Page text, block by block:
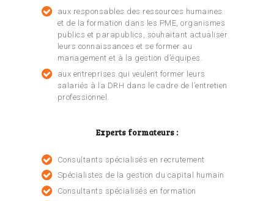
aux responsables des ressources humaines
et de la formation dans les PME, organismes
publics et parapublics, souhaitant actualiser
leurs connaissances et se former au
management et à la gestion d’équipes.
aux entreprises qui veulent former leurs
salariés à la DRH dans le cadre de l’entretien
professionnel.
Experts formateurs :
Consultants spécialisés en recrutement
Spécialistes de la gestion du capital humain
Consultants spécialisés en formation